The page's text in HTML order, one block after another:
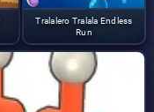
Tralalero Tralala Endless
Run